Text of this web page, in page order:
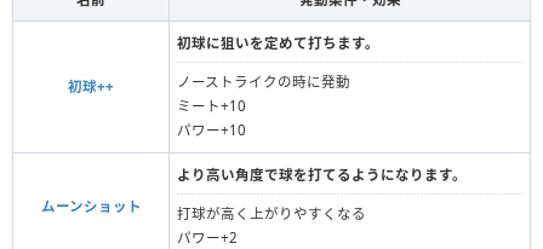
初球++
初球に狙いを定めて打ちます。
ノーストライクの時に発動
ミート+10
パワー+10
ムーンショット
より高い角度で球を打てるようになります。
打球が高く上がりやすくなる
パワー+2